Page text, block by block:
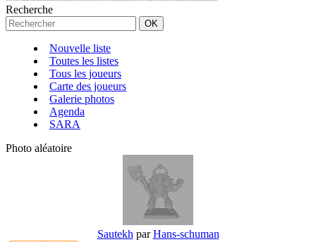
Recherche
Nouvelle liste
Toutes les listes
Tous les joueurs
Carte des joueurs
Galerie photos
Agenda
SARA
Photo aléatoire
Sautekh parHans-schuman